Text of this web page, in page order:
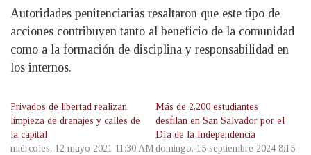
Autoridades penitenciarias resaltaron que este tipo de
acciones contribuyen tanto al beneficio de la comunidad
como a la formación de disciplina y responsabilidad en
los internos.
Privados de libertad realizan
limpieza de drenajes y calles de
la capital
miércoles, 12 mayo 2021 11:30 AM
Más de 2,200 estudiantes
desfilan en San Salvador por el
Día de la Independencia
domingo, 15 septiembre 2024 8:15